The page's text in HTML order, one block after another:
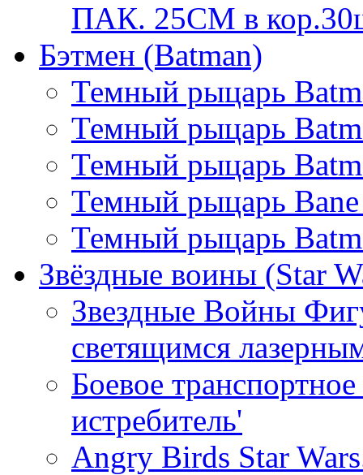
ПАК. 25СМ в
Бэтмен (Batman)
Темный рыцарь
Темный рыцарь
Темный рыцарь
Темный рыцарь Bane
Темный рыцарь
Звёздные воины (Star
Звездные Войны
светящимся
Боевое
истребитель'
Angry Birds Star